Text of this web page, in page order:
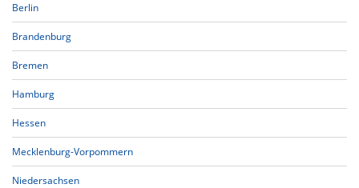
Berlin
Brandenburg
Bremen
Hamburg
Hessen
Mecklenburg-Vorpommern
Niedersachsen